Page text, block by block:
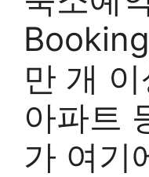
만 개
아파트
가 여기